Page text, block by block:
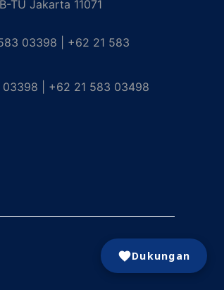
TU Jakarta 11071
03398 | +62 21 583
03398 | +62 21 583 03498
Dukungan